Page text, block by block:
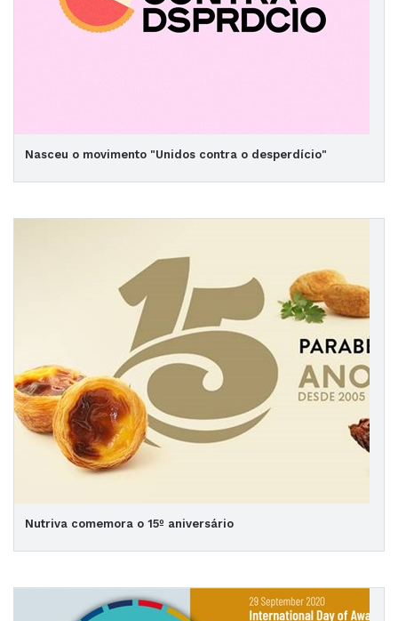
Nasceu o movimento "Unidos contra o desperdício"
Nutriva comemora o 15º aniversário